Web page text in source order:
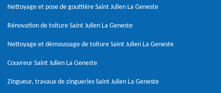
Nettoyage et pose de gouttière Saint Julien La Geneste
Rénovation de toiture Saint Julien La Geneste
Nettoyage et démoussage de toiture Saint Julien La Geneste
Couvreur Saint Julien La Geneste
Zingueur, travaux de zingueries Saint Julien La Geneste